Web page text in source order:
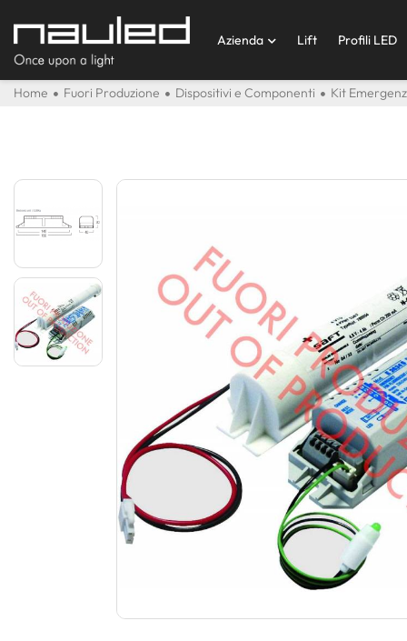
Azienda Lift Profili LED
Home Fuori Produzione Dispositivi e Componenti Kit